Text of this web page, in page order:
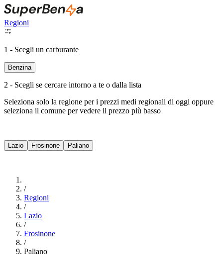
Regioni
1 - Scegli un carburante
Benzina
2 - Scegli se cercare intorno a te o dalla lista
Seleziona solo la regione per i prezzi medi regionali di oggi oppure
seleziona il comune per vedere il prezzo più basso
Lazio Frosinone Paliano
/
Regioni
/
Lazio
/
Frosinone
/
Paliano